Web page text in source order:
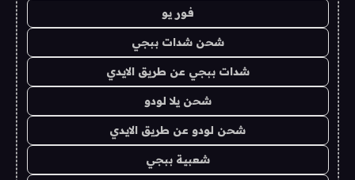
فور يو
شحن شدات ببجي
شدات ببجي عن طريق الايدي
شحن يلا لودو
شحن لودو عن طريق الايدي
شعبية ببجي